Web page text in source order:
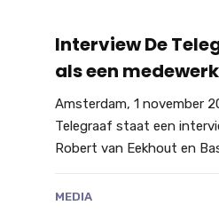
Interview De
als een
Amsterdam, 1 november
Telegraaf staat een
Robert van Eekhout en
MEDIA